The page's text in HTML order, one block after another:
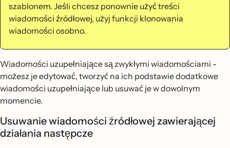
szablonem. Jeśli chcesz ponownie użyć treści
wiadomości źródłowej, użyj funkcji klonowania
wiadomości osobno.
Wiadomości uzupełniające są zwykłymi wiadomościami -
możesz je edytować, tworzyć na ich podstawie dodatkowe
wiadomości uzupełniające lub usuwać je w dowolnym
momencie.
Usuwanie wiadomości źródłowej zawierającej
działania następcze